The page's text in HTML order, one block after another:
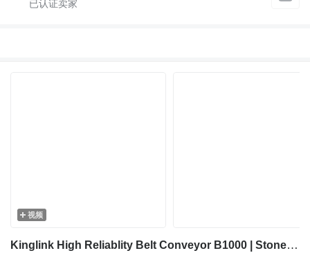
视频
Kinglink High Reliablity Belt Conveyor B1000 | Stone Crushing Plant